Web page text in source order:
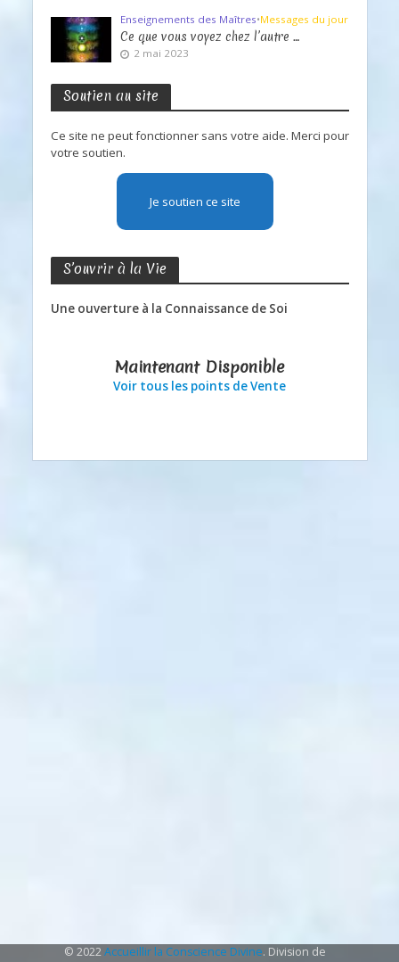
Enseignements des Maîtres•Messages du jour
Ce que vous voyez chez l’autre …
2 mai 2023
Soutien au site
Ce site ne peut fonctionner sans votre aide. Merci pour
votre soutien.
Je soutien ce site
S’ouvrir à la Vie
Une ouverture à la Connaissance de Soi
Maintenant Disponible
Voir tous les points de Vente
© 2022Accueillir la Conscience Divine. Division de